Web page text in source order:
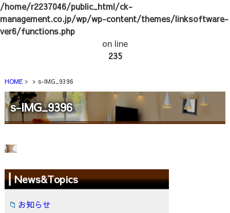
/home/r2237046/public_html/ck-
management.co.jp/wp/wp-content/themes/linksoftware-
ver6/functions.php
on line
235
HOME s-IMG_9396
s-IMG_9396
News&Topics
お知らせ